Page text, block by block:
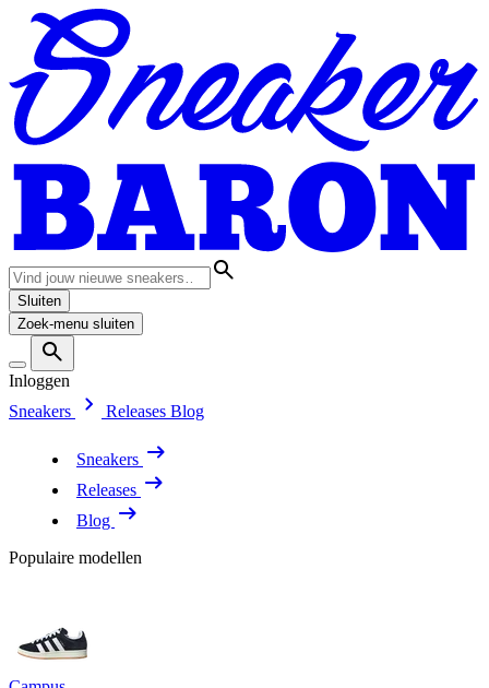
Sluiten
Zoek-menu sluiten
Inloggen
Sneakers
Releases Blog
Sneakers
Releases
Blog
Populaire modellen